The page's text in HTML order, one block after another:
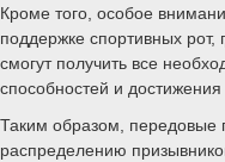
Кроме того, особое
поддержке спортивных рот,
смогут получить все
способностей и достижения
Таким образом, передовые
распределению